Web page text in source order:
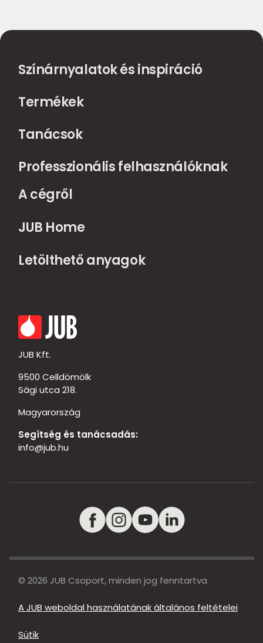
Színárnyalatok és inspiráció
Termékek
Tanácsok
Professzionális felhasználóknak
A cégről
JUB Home
Letölthető anyagok
JUB Kft.
9500 Celldömölk
Sági utca 218.
Magyarország
Segítség és tanácsadás:
info@jub.hu
© 2026 JUB Csoport, minden jog fenntartva
A JUB weboldal használatának általános feltételei
Sütik